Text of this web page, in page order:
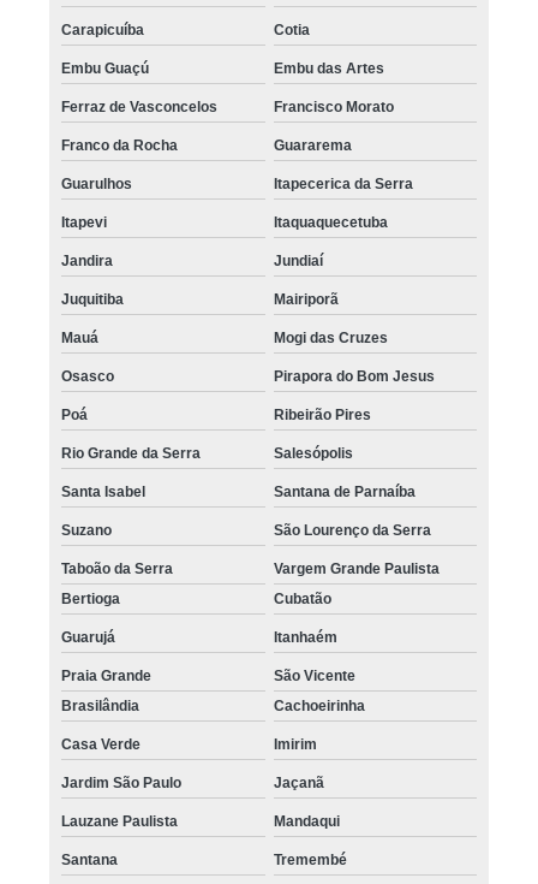
tratamentos para calvície com micopigmentação Caieiras
tratamento de calvície feminina Lauzane Paulista
tratamentos para a calvície Santana de Parnaíba
tratamento para a calvície com micropigmentação Aricanduva
onde encontro tratamento para a calvície Sumaré
quanto custa tratamento para calvície com micopigmentação Cidade
quanto custa tratamento de calvície Água Branca
tratamentos de calvície feminina Rio Grande da Serra
tratamentos de calvície feminina Jardim Europa
onde encontro tratamento de calvície natural Santo André
tratamento de calvície natural Mauá
quanto custa tratamento para a calvície com micropigmentação Vila
Gustavo
quanto custa tratamento para calvície com pigmentação Jardim Ângela
tratamento para calvície em homens Jardim América
onde encontro tratamento para calvície masculina Ribeirão Pires
tratamento de calvície preço Sacomã
tratamento para calvície homem Franco da Rocha
tratamento de calvície Bom Retiro
tratamento para calvície com micopigmentação preço Santa Cecília
tratamentos para a calvície Jardim São Luiz
Carapicuíba Cotia
Embu Guaçú Embu das Artes
Ferraz de Vasconcelos Francisco Morato
Franco da Rocha Guararema
Guarulhos Itapecerica da Serra
Itapevi Itaquaquecetuba
Jandira Jundiaí
Juquitiba Mairiporã
Mauá Mogi das Cruzes
Osasco Pirapora do Bom Jesus
Poá Ribeirão Pires
Rio Grande da Serra Salesópolis
Santa Isabel Santana de Parnaíba
Suzano São Lourenço da Serra
Taboão da Serra
Vargem Grande Paulista
Bertioga
Cubatão
Guarujá Itanhaém
Praia Grande
São Vicente
Brasilândia
Cachoeirinha
Casa Verde Imirim
Jardim São Paulo Jaçanã
Lauzane Paulista Mandaqui
Santana Tremembé